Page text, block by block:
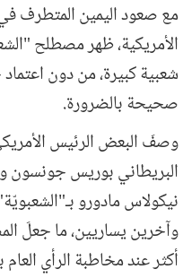
مع صعود اليمين المتطرف في
الأمريكية، ظهر مصطلح
شعبية كبيرة، من دون
صحيحة بالضرورة.
وصفَ البعض الرئيس
البريطاني بوريس جونسون
نيكولاس مادورو
وآخرين يساريين، ما جعلَ
أكثر عند مخاطبة الرأي